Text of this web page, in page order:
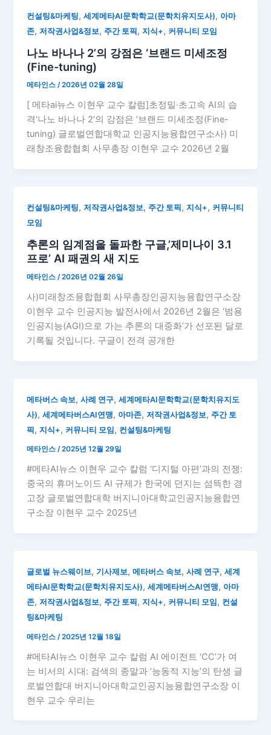
컨설팅&마케팅,세계메타AI문학학교(문학치유지도사), 아마
존,저작권사업&정보, 주간 토픽 ,지식+, 커뮤니티 모임
나노 바나나 2’의 강점은 ‘브랜드 미세조정
(Fine-tuning)
메타인스/2026년 02월 28일
[ 메타ai뉴스 이현우 교수 칼럼]초정밀·초고속 AI의 습
격‘나노 바나나 2’의 강점은 ‘브랜드 미세조정(Fine-
tuning) 글로벌연합대학교 인공지능융합연구소사) 미
래창조융합협회 사무총장 이현우 교수 2026년 2월
컨설팅&마케팅,저작권사업&정보, 주간 토픽 ,지식+, 커뮤니티
모임
추론의 임계점을 돌파한 구글,’제미나이 3.1
프로’ AI 패권의 새 지도
메타인스/2026년 02월 26일
사)미래창조융합협회 사무총장인공지능융합연구소장
이현우 교수 인공지능 발전사에서 2026년 2월은 ‘범용
인공지능(AGI)으로 가는 추론의 대중화’가 선포된 달로
기록될 것입니다. 구글이 전격 공개한
메타버스 속보,사례 연구,세계메타AI문학학교(문학치유지도
사),세계메타버스AI연맹, 아마존,저작권사업&정보, 주간 토
픽,지식+, 커뮤니티 모임, 컨설팅&마케팅
메타인스/2025년 12월 29일
#메타AI뉴스 이현우 교수 칼럼 ‘디지털 아편’과의 전쟁:
중국의 휴머노이드 AI 규제가 한국에 던지는 섬뜩한 경
고장 글로벌연합대학 버지니아대학교인공지능융합연
구소장 이현우 교수 2025년
글로벌 뉴스웨이브, 기사제보,메타버스 속보,사례 연구,세계
메타AI문학학교(문학치유지도사),세계메타버스AI연맹, 아마
존,저작권사업&정보, 주간 토픽 ,지식+, 커뮤니티 모임 , 컨설
팅&마케팅
메타인스 /2025년 12월 18일
#메타AI뉴스 이현우 교수 칼럼 AI 에이전트 ‘CC’가 여
는 비서의 시대: 검색의 종말과 ‘능동적 지능’의 탄생 글
로벌연합대 버지니아대학교인공지능융합연구소장 이
현우 교수 우리는